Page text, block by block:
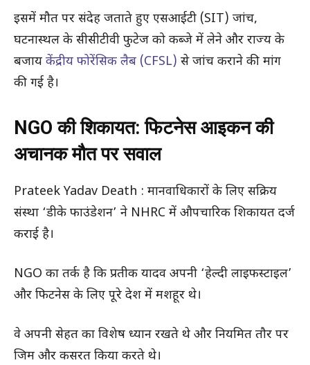
इसमें मौत पर संदेह जताते हुए एसआईटी (SIT) जांच,
घटनास्थल के सीसीटीवी फुटेज को कब्जे में लेने और राज्य के
बजाय केंद्रीय फोरेंसिक लैब (CFSL) से जांच कराने की मांग
की गई है।
NGO की शिकायत: फिटनेस आइकन की
अचानक मौत पर सवाल
Prateek Yadav Death : मानवाधिकारों के लिए सक्रिय
संस्था ‘डीके फाउंडेशन’ ने NHRC में औपचारिक शिकायत दर्ज
कराई है।
NGO का तर्क है कि प्रतीक यादव अपनी ‘हेल्दी लाइफस्टाइल’
और फिटनेस के लिए पूरे देश में मशहूर थे।
वे अपनी सेहत का विशेष ध्यान रखते थे और नियमित तौर पर
जिम और कसरत किया करते थे।